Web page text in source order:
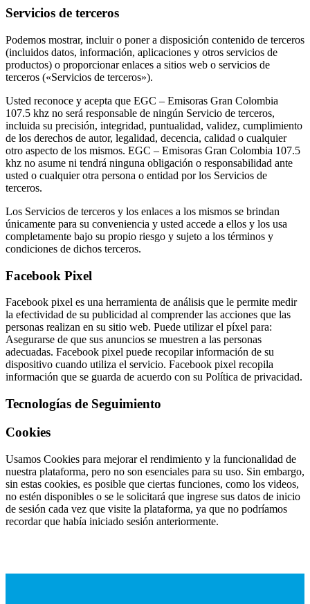
Servicios de terceros
Podemos mostrar, incluir o poner a disposición contenido de terceros
(incluidos datos, información, aplicaciones y otros servicios de
productos) o proporcionar enlaces a sitios web o servicios de
terceros («Servicios de terceros»).
Usted reconoce y acepta que EGC – Emisoras Gran Colombia
107.5 khz no será responsable de ningún Servicio de terceros,
incluida su precisión, integridad, puntualidad, validez, cumplimiento
de los derechos de autor, legalidad, decencia, calidad o cualquier
otro aspecto de los mismos. EGC – Emisoras Gran Colombia 107.5
khz no asume ni tendrá ninguna obligación o responsabilidad ante
usted o cualquier otra persona o entidad por los Servicios de
terceros.
Los Servicios de terceros y los enlaces a los mismos se brindan
únicamente para su conveniencia y usted accede a ellos y los usa
completamente bajo su propio riesgo y sujeto a los términos y
condiciones de dichos terceros.
Facebook Pixel
Facebook pixel es una herramienta de análisis que le permite medir
la efectividad de su publicidad al comprender las acciones que las
personas realizan en su sitio web. Puede utilizar el píxel para:
Asegurarse de que sus anuncios se muestren a las personas
adecuadas. Facebook pixel puede recopilar información de su
dispositivo cuando utiliza el servicio. Facebook pixel recopila
información que se guarda de acuerdo con su Política de privacidad.
Tecnologías de Seguimiento
Cookies
Usamos Cookies para mejorar el rendimiento y la funcionalidad de
nuestra plataforma, pero no son esenciales para su uso. Sin embargo,
sin estas cookies, es posible que ciertas funciones, como los videos,
no estén disponibles o se le solicitará que ingrese sus datos de inicio
de sesión cada vez que visite la plataforma, ya que no podríamos
recordar que había iniciado sesión anteriormente.